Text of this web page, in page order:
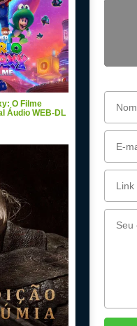
O Filme
Áudio WEB-DL